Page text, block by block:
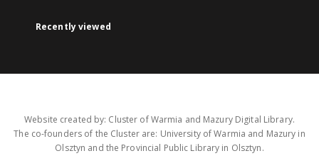
Recently viewed
Website created by: Cluster of Warmia and Mazury Digital Library.
The co-founders of the Cluster are: University of Warmia and Mazury in
Olsztyn and the Provincial Public Library in Olsztyn.